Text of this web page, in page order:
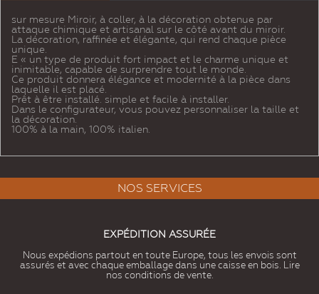
sur mesure Miroir, à coller, à la décoration obtenue par
attaque chimique et artisanal sur le côté avant du miroir.
La décoration, raffinée et élégante, qui rend chaque pièce
unique.
E « un type de produit fort impact et le charme unique et
inimitable, capable de surprendre tout le monde.
Ce produit donnera élégance et modernité à la pièce dans
laquelle il est placé.
Prêt à être installé. simple et facile à installer.
Dans le configurateur, vous pouvez personnaliser la taille et
la décoration.
100% à la main, 100% italien.
NOS SERVICES
EXPÉDITION ASSURÉE
Nous expédions partout en toute Europe, tous les envois sont
assurés et avec chaque emballage dans une caisse en bois. Lire
nos conditions de vente.